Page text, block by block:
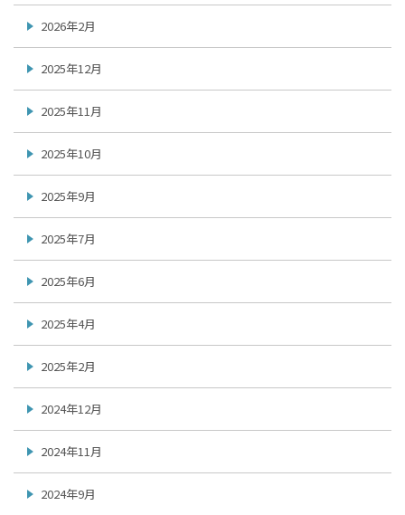
2026年2月
2025年12月
2025年11月
2025年10月
2025年9月
2025年7月
2025年6月
2025年4月
2025年2月
2024年12月
2024年11月
2024年9月